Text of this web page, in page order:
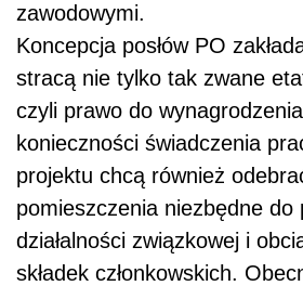
zawodowymi.
Koncepcja posłów PO
stracą nie tylko tak zwane
czyli prawo do
konieczności świadczenia
projektu chcą również
pomieszczenia niezbędne do
działalności związkowej i
składek członkowskich.